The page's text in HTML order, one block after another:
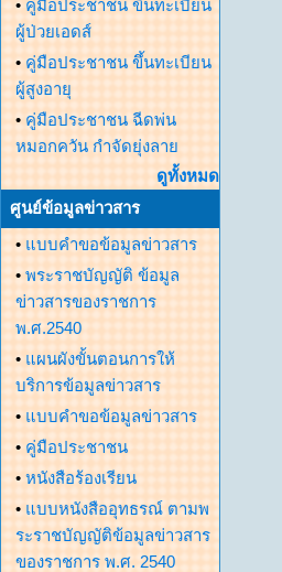
• คู่มือประชาชน ขึ้นทะเบียน
ผู้ป่วยเอดส์
• คู่มือประชาชน ขึ้นทะเบียน
ผู้สูงอายุ
• คู่มือประชาชน ฉีดพ่น
หมอกควัน กำจัดยุ่งลาย
ดูทั้งหมด
ศูนย์ข้อมูลข่าวสาร
• แบบคำขอข้อมูลข่าวสาร
• พระราชบัญญัติ ข้อมูล
ข่าวสารของราชการ
พ.ศ.2540
• แผนผังขั้นตอนการให้
บริการข้อมูลข่าวสาร
• แบบคำขอข้อมูลข่าวสาร
• คู่มือประชาชน
• หนังสือร้องเรียน
• แบบหนังสืออุทธรณ์ ตามพ
ระราชบัญญัติข้อมูลข่าวสาร
ของราชการ พ.ศ. 2540